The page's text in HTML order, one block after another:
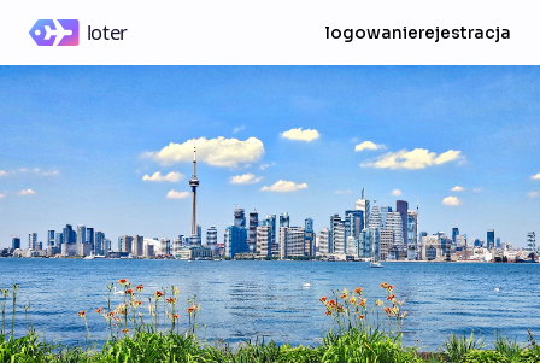
logowanierejestracja